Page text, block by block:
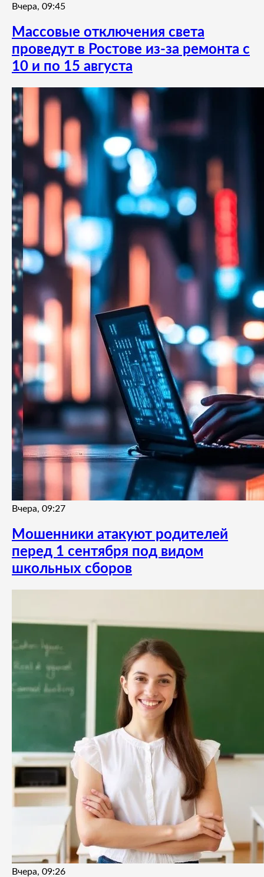
Вчера, 09:45
Массовые отключения света
проведут в Ростове из-за ремонта с
10 и по 15 августа
Вчера, 09:27
Мошенники атакуют родителей
перед 1 сентября под видом
школьных сборов
Вчера, 09:26